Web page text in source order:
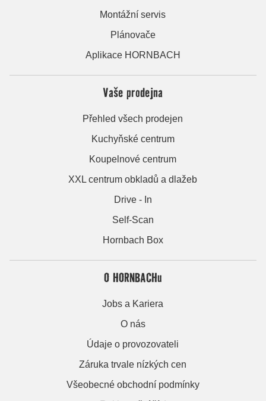
Montážní servis
Plánovače
Aplikace HORNBACH
Vaše prodejna
Přehled všech prodejen
Kuchyňské centrum
Koupelnové centrum
XXL centrum obkladů a dlažeb
Drive - In
Self-Scan
Hornbach Box
O HORNBACHu
Jobs a Kariera
O nás
Údaje o provozovateli
Záruka trvale nízkých cen
Všeobecné obchodní podmínky